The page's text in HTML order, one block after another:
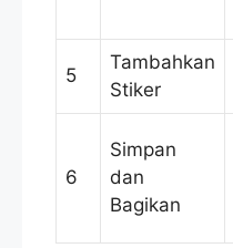
5
Tambahkan
Stiker
6
Simpan
dan
Bagikan